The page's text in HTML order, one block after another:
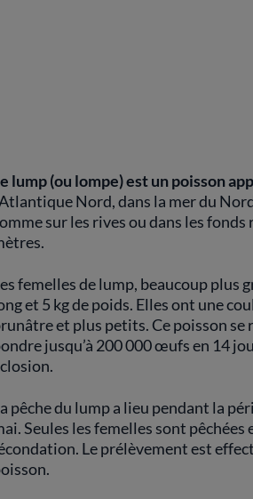
lump (ou lompe) est un poisson
Nord, dans la mer du
sur les rives ou dans les
femelles de lump, beaucoup plus
et 5 kg de poids. Elles ont une
et plus petits. Ce poisson
jusqu’à 200 000 œufs en 14
pêche du lump a lieu pendant la
Seules les femelles sont
Le prélèvement est